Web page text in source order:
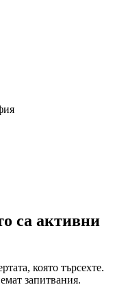
са активни
която търсехте.
запитвания.